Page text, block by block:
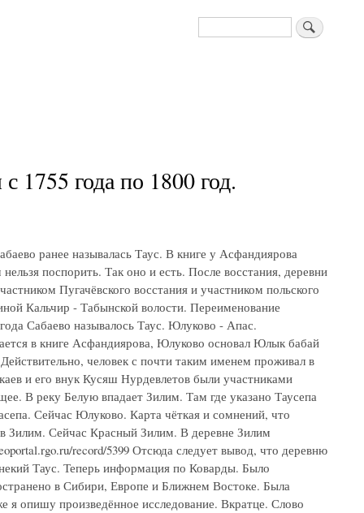
Поиск
года по 1800 год.
ранее называлась Таус. В книге у Асфандиярова
поспорить. Так оно и есть. После восстания, деревни
Пугачёвского восстания и участником польского
Кальчир - Табынской волости. Переименование
Сабаево называлось Таус. Юлуково - Апас.
в книге Асфандиярова, Юлуково основал Юлык бабай
человек с почти таким именем проживал в
и его внук Кусяш Нурдевлетов были участниками
В реку Белую впадает Зилим. Там где указано Таусепа
Сейчас Юлуково. Карта чёткая и сомнений, что
Зилим. Сейчас Красный Зилим. В деревне Зилим
record/5399 Отсюда следует вывод, что деревню
Таус. Теперь информация по Коварды. Было
в Сибири, Европе и Ближнем Востоке. Была
я опишу произведённое исследование. Вкратце. Слово